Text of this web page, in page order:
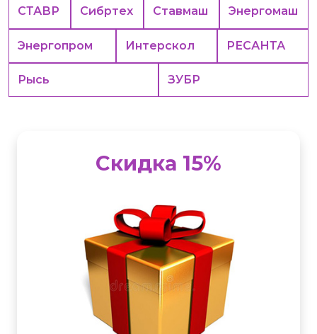
СТАВР Сибртех Ставмаш Энергомаш
Энергопром Интерскол РЕСАНТА
Рысь ЗУБР
Скидка 15%